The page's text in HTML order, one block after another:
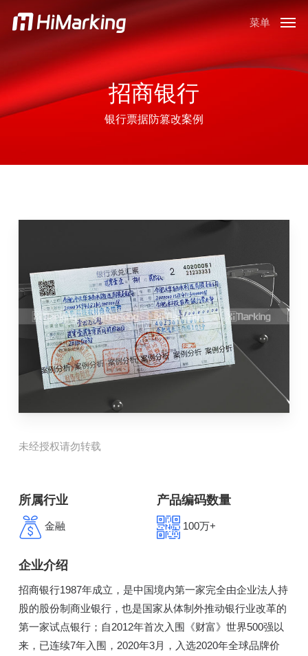
容
菜单
招商银行
银行票据防篡改案例
未经授权请勿转载
所属行业
金融
产品编码数量
100万+
企业介绍
招商银行1987年成立，是中国境内第一家完全由企业法人持
股的股份制商业银行，也是国家从体制外推动银行业改革的
第一家试点银行；自2012年首次入围《财富》世界500强以
来，已连续7年入围，2020年3月，入选2020年全球品牌价